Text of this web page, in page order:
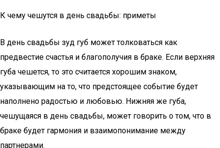
К чему чешутся в день свадьбы: приметы
В день свадьбы зуд губ может толковаться как
предвестие счастья и благополучия в браке. Если верхняя
губа чешется, то это считается хорошим знаком,
указывающим на то, что предстоящее событие будет
наполнено радостью и любовью. Нижняя же губа,
чешущаяся в день свадьбы, может говорить о том, что в
браке будет гармония и взаимопонимание между
партнерами.